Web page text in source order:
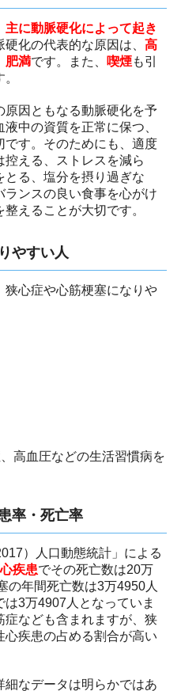
に動脈硬化によって起き
硬化の代表的な原因は、 高
肥満です。また、 喫煙も引
因ともなる動脈硬化を予
中の資質を正常に保つ、
す。そのためにも、適度
える、ストレスを減ら
る、塩分を摂り過ぎな
ンスの良い食事を心がけ
えることが大切です。
やすい人
狭心症や心筋梗塞になりや
高血圧などの生活習慣病を
率・死亡率
）人口動態統計」による
疾患でその死亡数は20万
の年間死亡数は3万4950人
3万4907人となっていま
なども含まれますが、狭
疾患の占める割合が高い
なデータは明らかではあ